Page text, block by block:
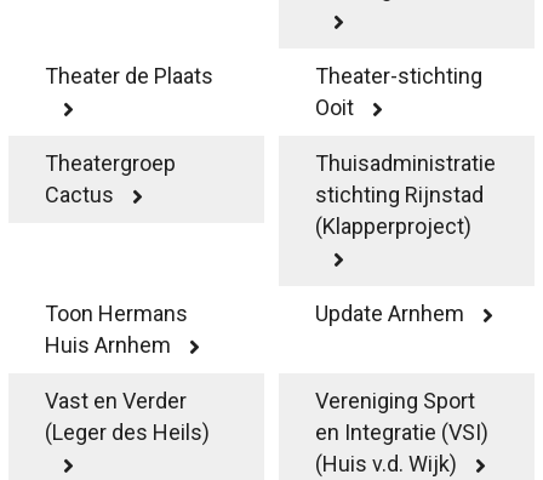
Theater de Plaats
Theater-stichting
Ooit
Theatergroep
Cactus
Thuisadministratie
stichting Rijnstad
(Klapperproject)
Toon Hermans
Huis Arnhem
Update Arnhem
Vast en Verder
(Leger des Heils)
Vereniging Sport
en Integratie (VSI)
(Huis v.d. Wijk)